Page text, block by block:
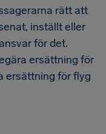
rätt att
inställt eller
för det.
ersättning för
ersättning för flyg